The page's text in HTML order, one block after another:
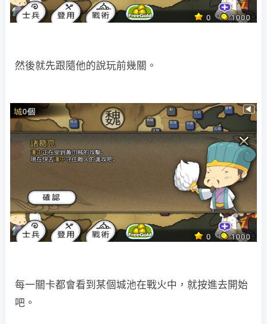
然後就先跟隨他的說玩前幾關。
每一關卡都會看到某個城池在戰火中，就按進去開始
吧。